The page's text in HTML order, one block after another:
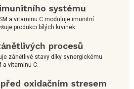
systému
a vitaminu C moduluje imunitní
produkci bílých krvinek.
procesů
zánětlivé stavy díky synergickému
a vitaminu C.
před oxidačním stresem